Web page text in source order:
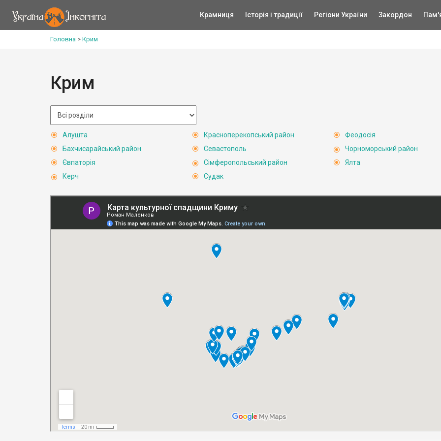
Крамниця Історія і традиції Регіони України Закордон
Головна > Крим
Крим
Алушта
Бахчисарайський район
Євпаторія
Керч
Красноперекопський район
Севастополь
Сімферопольський район
Судак
Феодосія
Чорноморський район
Ялта